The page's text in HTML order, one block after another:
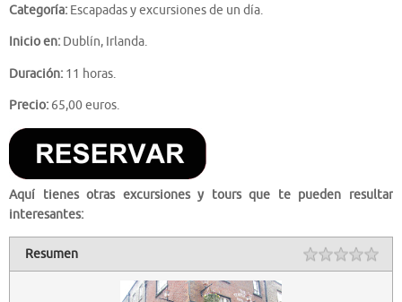
Categoría: Escapadas y excursiones de un día.
Inicio en: Dublín, Irlanda.
Duración: 11 horas.
Precio: 65,00 euros.
Aquí tienes otras excursiones y tours que te pueden resultar
interesantes:
Resumen